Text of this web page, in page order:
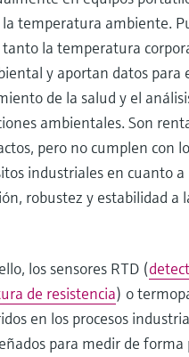
temperatura ambiente.
la temperatura
y aportan datos para
de la salud y el
ambientales. Son
pero no cumplen con
industriales en cuanto a
robustez y estabilidad a
los sensores RTD (
de resistencia) o
en los procesos
para medir de forma